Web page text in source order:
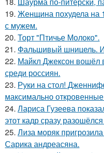
19. Женщина похудела на
с мужем.
20. Торт "Птичье Молоко".
21. Фальшивый шницель.
22. Майкл Джексон вошёл
среди россиян.
23. Руки на стол!
максимально
24. Лариса Гузеева
этот кадр сразу
25. Лиза моряк
Сарика андреасяна.